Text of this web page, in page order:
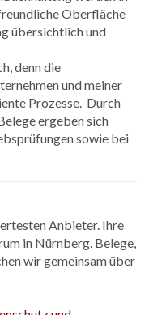
Oberfläche
übersichtlich und
denn die
und meiner
Prozesse. Durch
ergeben sich
sowie bei
Anbieter. Ihre
in Nürnberg. Belege,
wir gemeinsam über